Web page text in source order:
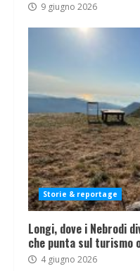
9 giugno 2026
Storie & reportage
Longi, dove i Nebrodi
che punta sul turismo
4 giugno 2026